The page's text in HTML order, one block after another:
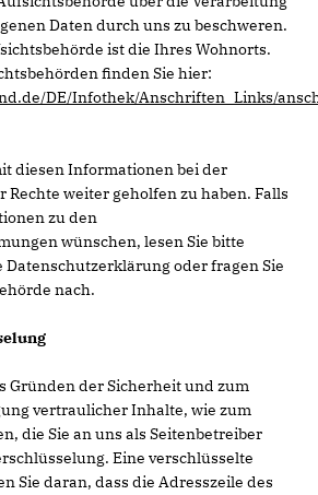
Daten durch uns zu beschweren.
ist die Ihres Wohnorts.
finden Sie hier:
DE/Infothek/Anschriften_Links/
diesen Informationen bei der
weiter geholfen zu haben. Falls
zu den
wünschen, lesen Sie bitte
oder fragen Sie
nach.
Gründen der Sicherheit und zum
vertraulicher Inhalte, wie zum
die Sie an uns als Seitenbetreiber
Eine verschlüsselte
Sie daran, dass die Adresszeile des